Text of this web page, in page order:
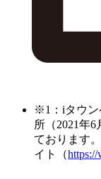
※1：iタウン
所（2021年
ております
イト（